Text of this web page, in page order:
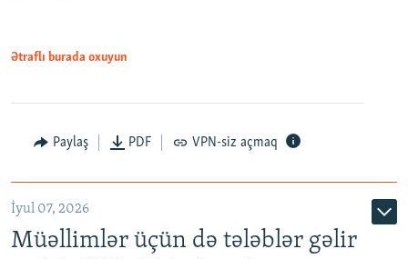
Ətraflı burada oxuyun
Paylaş PDF VPN-siz açmaq
İyul 07, 2026
Müəllimlər üçün də tələblər gəlir